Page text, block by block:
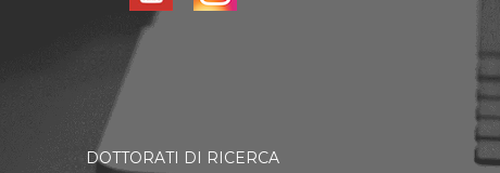
DOTTORATI DI RICERCA